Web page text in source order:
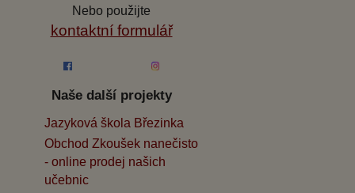
Nebo použijte
kontaktní formulář
Naše další projekty
Jazyková škola Březinka
Obchod Zkoušek nanečisto
- online prodej našich
učebnic